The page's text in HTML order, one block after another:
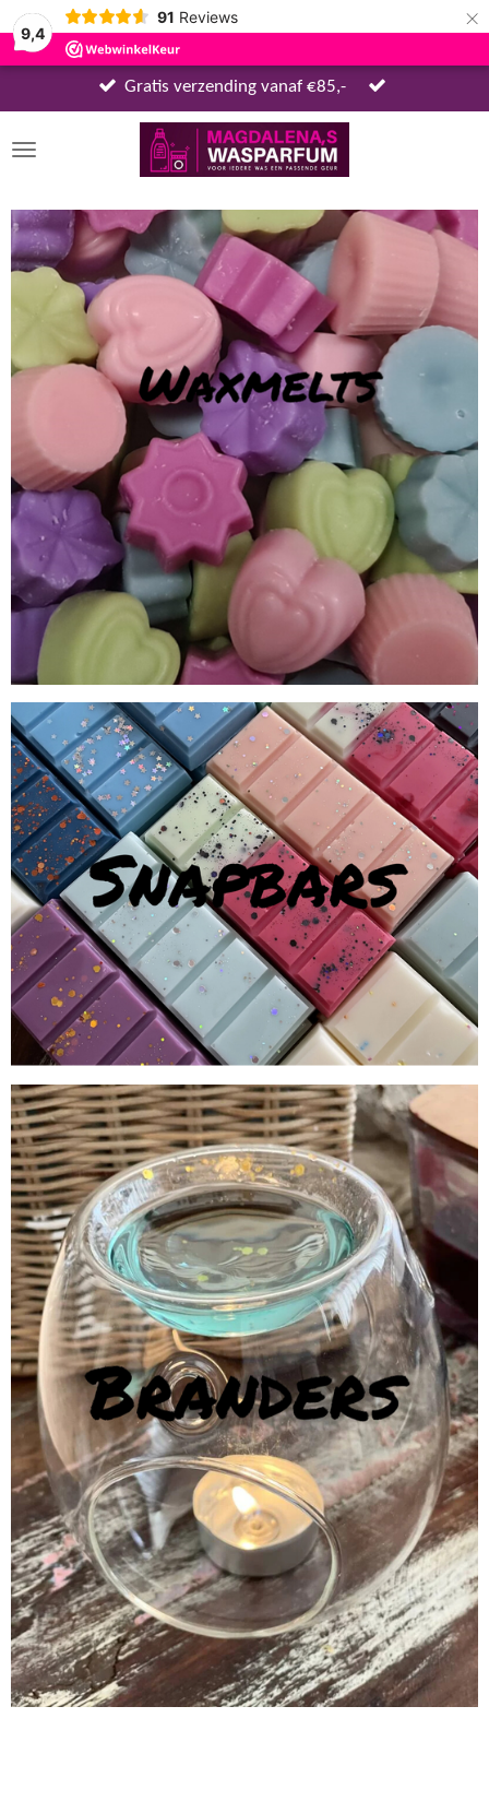
9,4
91 Reviews ×
Gratis verzending vanaf €85,-